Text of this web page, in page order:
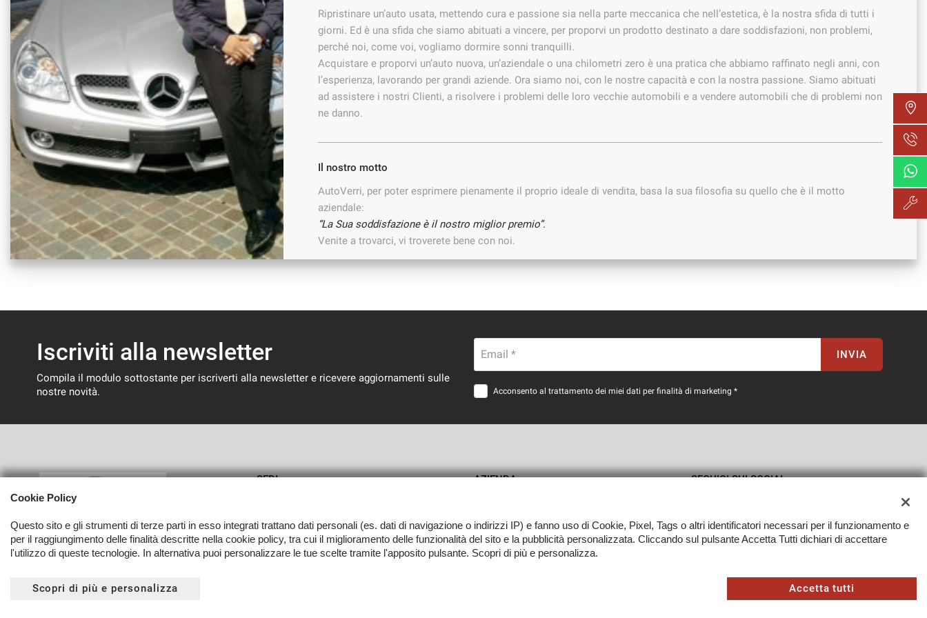
CONTATTI
AREA COMMERCIANTI
Ripristinare un’auto usata, mettendo cura e passione sia nella parte meccanica che nell’estetica, è la nostra sfida di tutti i
giorni. Ed è una sfida che siamo abituati a vincere, per proporvi un prodotto destinato a dare soddisfazioni, non problemi,
perché noi, come voi, vogliamo dormire sonni tranquilli.
Acquistare e proporvi un’auto nuova, un’aziendale o una chilometri zero è una pratica che abbiamo raffinato negli anni, con
l’esperienza, lavorando per grandi aziende. Ora siamo noi, con le nostre capacità e con la nostra passione. Siamo abituati
ad assistere i nostri Clienti, a risolvere i problemi delle loro vecchie automobili e a vendere automobili che di problemi non
ne danno.
Il nostro motto
AutoVerri, per poter esprimere pienamente il proprio ideale di vendita, basa la sua filosofia su quello che è il motto
aziendale:
“La Sua soddisfazione è il nostro miglior premio”.
Venite a trovarci, vi troverete bene con noi.
Iscriviti alla newsletter
Compila il modulo sottostante per iscriverti alla newsletter e ricevere aggiornamenti sulle
nostre novità.
Email * INVIA
Acconsento al trattamento dei miei dati per finalità di marketing *
SEDI AZIENDA SEGUICI SUI SOCIAL
Copyright © 2026 Autoverri Di Giancarlo Verri - P.IVA 03406080139 -
Cookie Policy
Questo sito e gli strumenti di terze parti in esso integrati trattano dati personali (es. dati di navigazione o indirizzi IP) e fanno uso di Cookie, Pixel, Tags o altri identificatori necessari per il funzionamento e
per il raggiungimento delle finalità descritte nella cookie policy, tra cui il miglioramento delle funzionalità del sito e la pubblicità personalizzata. Cliccando sul pulsante Accetta Tutti dichiari di accettare
l'utilizzo di queste tecnologie. In alternativa puoi personalizzare le tue scelte tramite l'apposito pulsante. Scopri di più e personalizza.
Scopri di più e personalizza Accetta tutti